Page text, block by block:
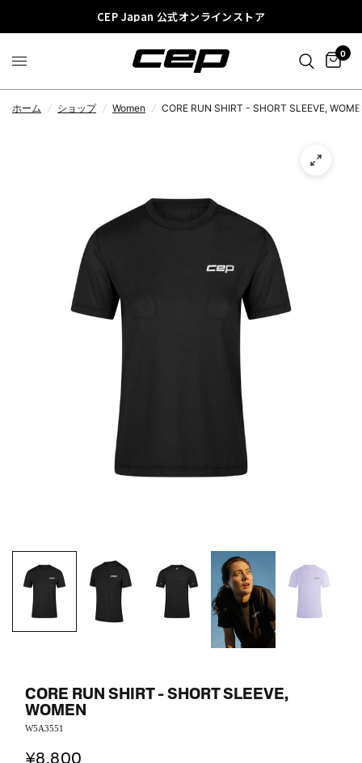
CEP Japan 公式オンラインストア
0
ホーム / ショップ / Women / CORE RUN SHIRT - SHORT SLEEVE,
CORE RUN SHIRT - SHORT SLEEVE,
WOMEN
W5A3551
¥8,800